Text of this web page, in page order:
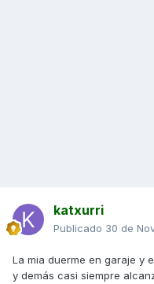
katxurri
Publicado 30 de
La mia duerme en garaje y
y demás casi siempre